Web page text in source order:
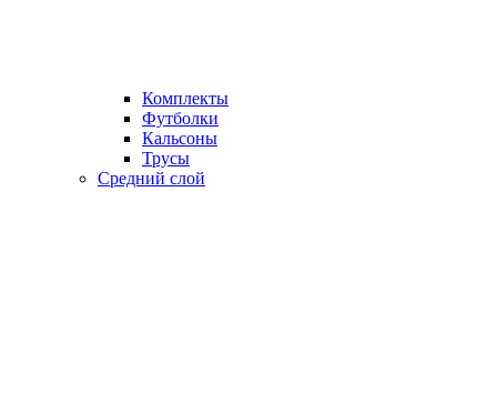
Комплекты
Футболки
Кальсоны
Трусы
Средний слой